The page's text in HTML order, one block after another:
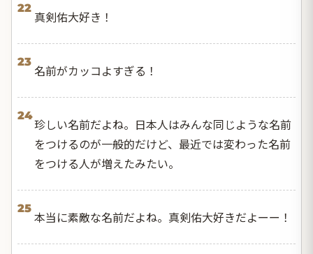
22
真剣佑大好き！
23
名前がカッコよすぎる！
24
珍しい名前だよね。日本人はみんな同じような名前
をつけるのが一般的だけど、最近では変わった名前
をつける人が増えたみたい。
25
本当に素敵な名前だよね。真剣佑大好きだよーー！